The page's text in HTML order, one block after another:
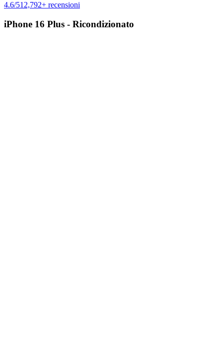
4.6/512,792+ recensioni
iPhone 16 Plus - Ricondizionato